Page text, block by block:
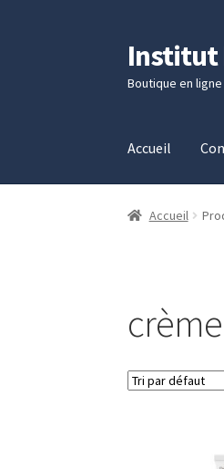
Aller
à
la
Aller
au
contenu
Institut
Boutique en ligne
Accueil
Accueil Contact
Accueil